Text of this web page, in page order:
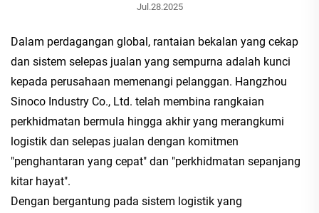
Jul.28.2025
Dalam perdagangan global, rantaian bekalan yang cekap
dan sistem selepas jualan yang sempurna adalah kunci
kepada perusahaan memenangi pelanggan. Hangzhou
Sinoco Industry Co., Ltd. telah membina rangkaian
perkhidmatan bermula hingga akhir yang merangkumi
logistik dan selepas jualan dengan komitmen
"penghantaran yang cepat" dan "perkhidmatan sepanjang
kitar hayat".
Dengan bergantung pada sistem logistik yang